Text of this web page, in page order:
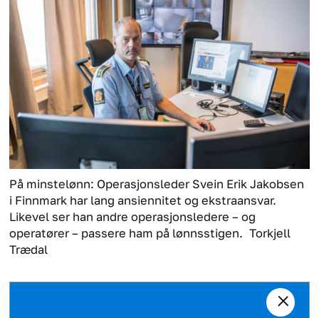
På minstelønn: Operasjonsleder Svein Erik Jakobsen
i Finnmark har lang ansiennitet og ekstraansvar.
Likevel ser han andre operasjonsledere – og
operatører – passere ham på lønnsstigen. Torkjell
Trædal